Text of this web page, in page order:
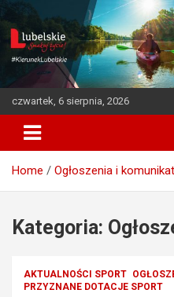
o
n
czwartek, 6 sierpnia, 2026
Home Ogłoszenia i
Kategoria:
AKTUALNOŚCI SPORT
PRZYZNANE DOTACJE SPORT